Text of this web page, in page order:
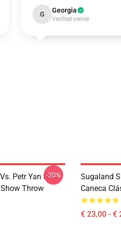
G Georgia
Verified owner
Petr Yan UFC
Throw
-20%
Sugaland
Caneca
€ 23,00 - €